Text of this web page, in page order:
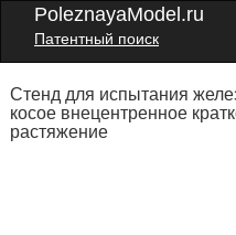
PoleznayaModel.ru
Патентный поиск
Стенд для испытания
косое внецентренное
растяжение